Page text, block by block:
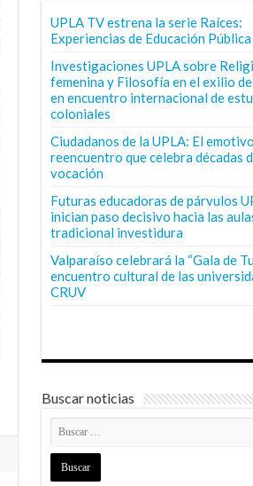
UPLA TV estrena la serie Raíces:
Experiencias de Educación Pública
Investigaciones UPLA sobre
femenina y Filosofía en el exilio
en encuentro internacional de
coloniales
Ciudadanos de la UPLA: El emotivo
reencuentro que celebra décadas
vocación
Futuras educadoras de párvulos
inician paso decisivo hacia las
tradicional investidura
Valparaíso celebrará la “Gala de
encuentro cultural de las
CRUV
Buscar noticias